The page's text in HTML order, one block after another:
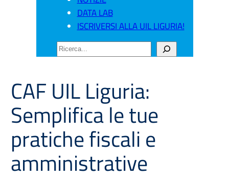
DATA LAB
ISCRIVERSI ALLA UIL LIGURIA!
CERCA
CAF UIL Liguria:
Semplifica le tue
pratiche fiscali e
amministrative